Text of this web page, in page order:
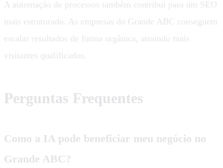
A automação de processos também contribui para um SEO
mais estruturado. As empresas do Grande ABC conseguem
escalar resultados de forma orgânica, atraindo mais
visitantes qualificados.
Perguntas Frequentes
Como a IA pode beneficiar meu negócio no
Grande ABC?